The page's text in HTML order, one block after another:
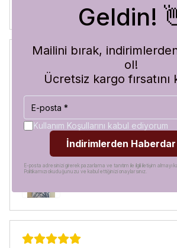
Blue Abyss
30 Temmuz 2026
Hilal A.
Satın Alınmış
Görür görmez çok beğendim. Hem desen
hem de koruma olarak çok güvenilir.
için teşekkürler
Geldin!
Mailini bırak,
ol!
Ücretsiz kargo fırsatını
Kullanım Koşullarını kabul ediyorum
İndirimlerden Haberdar
E-posta adresinizi girerek pazarlama ve tanıtım ile ilgili iletişim almayı
Politikamızı okuduğunuzu ve kabul ettiğinizi onaylarsınız.